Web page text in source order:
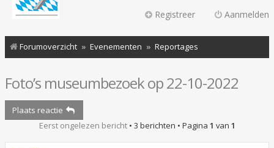
Aanmelden
Registreer
Forumoverzicht Evenementen Reportages
Foto’s museumbezoek op 22-10-2022
Plaats reactie
Eerst ongelezen bericht• 3 berichten • Pagina 1 van 1